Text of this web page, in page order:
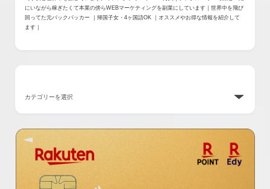
にいながら稼ぎたくて本業の傍らWEBマーケティングを副業にしています｜世界中を飛び
回ってた元バックパッカー ｜帰国子女・4ヶ国語OK ｜オススメやお得な情報を紹介して
ます｜